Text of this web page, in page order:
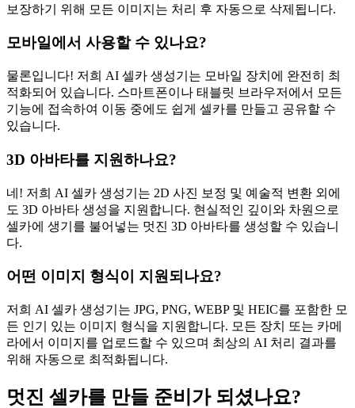
보장하기 위해 모든 이미지는 처리 후 자동으로 삭제됩니다.
모바일에서 사용할 수 있나요?
물론입니다! 저희 AI 셀카 생성기는 모바일 장치에 완전히 최
적화되어 있습니다. 스마트폰이나 태블릿 브라우저에서 모든
기능에 접속하여 이동 중에도 쉽게 셀카를 만들고 공유할 수
있습니다.
3D 아바타를 지원하나요?
네! 저희 AI 셀카 생성기는 2D 사진 보정 및 예술적 변환 외에
도 3D 아바타 생성을 지원합니다. 현실적인 깊이와 차원으로
셀카에 생기를 불어넣는 멋진 3D 아바타를 생성할 수 있습니
다.
어떤 이미지 형식이 지원되나요?
저희 AI 셀카 생성기는 JPG, PNG, WEBP 및 HEIC를 포함한 모
든 인기 있는 이미지 형식을 지원합니다. 모든 장치 또는 카메
라에서 이미지를 업로드할 수 있으며 최상의 AI 처리 결과를
위해 자동으로 최적화됩니다.
멋진 셀카를 만들 준비가 되셨나요?